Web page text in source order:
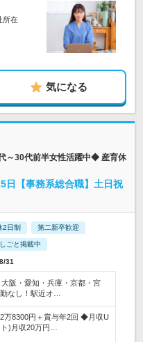
所在
気になる
～30代前半女性活躍中◆ 産育休
【事務系総合職】土日祝
2日制 第二新卒歓迎
ごと掲載中
31
阪・愛知・兵庫・京都・宮
なし！駅近オ…
万8300円＋賞与年2回 ◆月収U
)月収20万円…